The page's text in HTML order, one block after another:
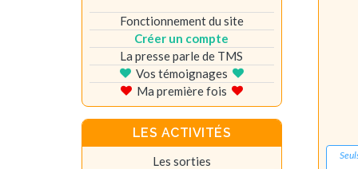
Fonctionnement du site
Créer un compte
La presse parle de TMS
Vos témoignages
Ma première fois
LES ACTIVITÉS
Les sorties